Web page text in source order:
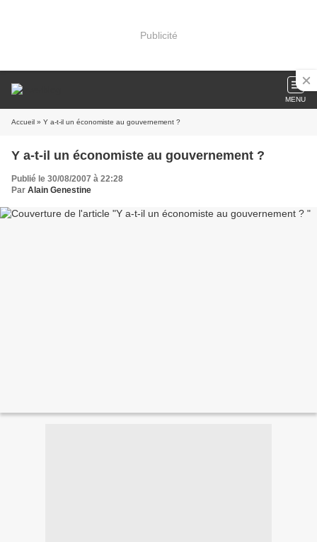
Publicité
MENU
Accueil » Y a-t-il un économiste au gouvernement ?
Y a-t-il un économiste au gouvernement ?
Publié le 30/08/2007 à 22:28
Par Alain Genestine